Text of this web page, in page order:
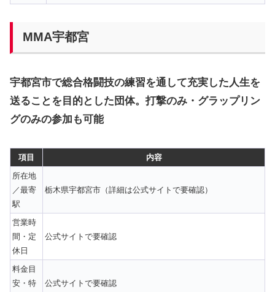
MMA宇都宮
宇都宮市で総合格闘技の練習を通して充実した人生を
送ることを目的とした団体。打撃のみ・グラップリン
グのみの参加も可能
項目
内容
所在地
／最寄
駅
栃木県宇都宮市（詳細は公式サイトで要確認）
営業時
間・定
休日
公式サイトで要確認
料金目
安・特
公式サイトで要確認